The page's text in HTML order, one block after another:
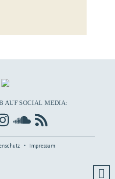
AUF SOCIAL MEDIA:
Impressum